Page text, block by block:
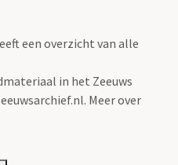
een overzicht van alle
in het Zeeuws
Meer over